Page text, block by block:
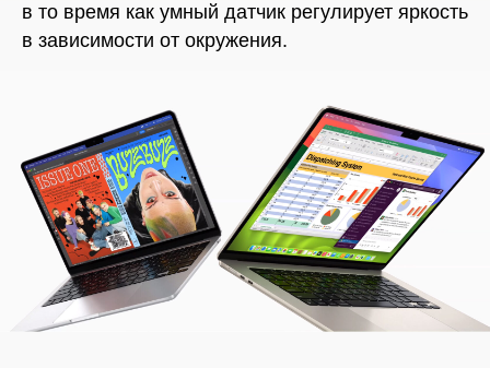
в то время как умный датчик регулирует яркость
в зависимости от окружения.